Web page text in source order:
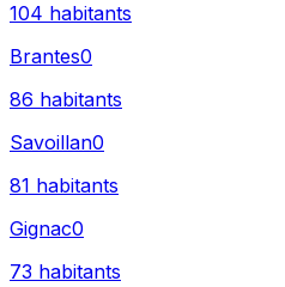
104 habitants
Brantes0
86 habitants
Savoillan0
81 habitants
Gignac0
73 habitants